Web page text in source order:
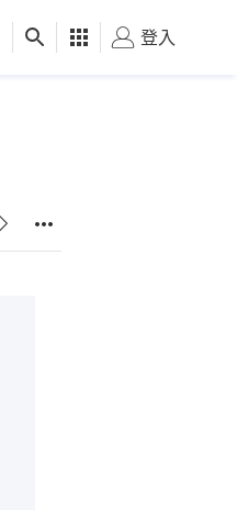
健康 好食玩飛
登入